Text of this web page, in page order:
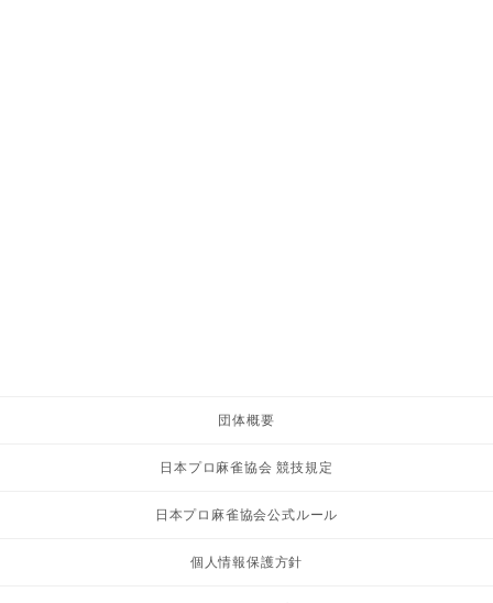
団体概要
日本プロ麻雀協会 競技規定
日本プロ麻雀協会公式ルール
個人情報保護方針